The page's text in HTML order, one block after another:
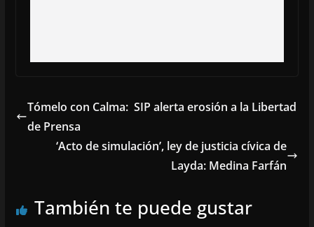
Tómelo con Calma: SIP alerta erosión a la Libertad
de Prensa
‘Acto de simulación’, ley de justicia cívica de
Layda: Medina Farfán
También te puede gustar